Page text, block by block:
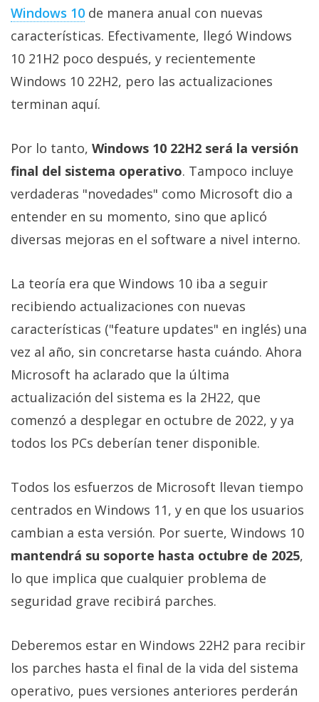
Contacto
/
Sobre
nosotros
/
Publicidad
Cambiar
opciones
de
privacidad
/
Legal
El medio de
comunicación
digital donde
encontrarás
noticias sobre
tecnología,
móviles,
ordenadores,
informática,
videojuegos,
comparativas,
El Grupo
Informático
(CC) 2006-
derechos
reservados
Windows 10 de manera anual con nuevas
características. Efectivamente, llegó Windows
10 21H2 poco después, y recientemente
Windows 10 22H2, pero las actualizaciones
terminan aquí.
Por lo tanto, Windows 10 22H2 será la versión
final del sistema operativo. Tampoco incluye
verdaderas "novedades" como Microsoft dio a
entender en su momento, sino que aplicó
diversas mejoras en el software a nivel interno.
La teoría era que Windows 10 iba a seguir
recibiendo actualizaciones con nuevas
características ("feature updates" en inglés) una
vez al año, sin concretarse hasta cuándo. Ahora
Microsoft ha aclarado que la última
actualización del sistema es la 2H22, que
comenzó a desplegar en octubre de 2022, y ya
todos los PCs deberían tener disponible.
Todos los esfuerzos de Microsoft llevan tiempo
centrados en Windows 11, y en que los usuarios
cambian a esta versión. Por suerte, Windows 10
mantendrá su soporte hasta octubre de 2025,
lo que implica que cualquier problema de
seguridad grave recibirá parches.
Deberemos estar en Windows 22H2 para recibir
los parches hasta el final de la vida del sistema
operativo, pues versiones anteriores perderán